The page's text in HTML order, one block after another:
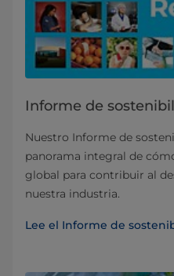
Informe de
Nuestro Informe de
panorama integral de
global para contribuir al
nuestra industria.
Lee el Informe de